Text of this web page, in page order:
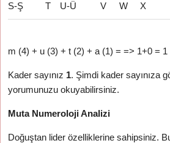
S-Ş T U-Ü V W X
m (4) + u (3) + t (2) + a (1) = => 1+0 = 1
Kader sayınız 1. Şimdi kader sayınıza
yorumunuzu okuyabilirsiniz.
Muta Numeroloji Analizi
Doğuştan lider özelliklerine sahipsiniz.